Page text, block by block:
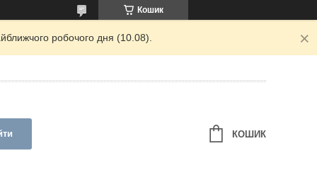
Кошик
робочого дня (10.08).
КОШИК